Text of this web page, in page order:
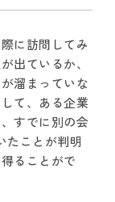
に訪問してみ
出ているか、
溜まっていな
て、ある企業
すでに別の会
たことが判明
ることがで